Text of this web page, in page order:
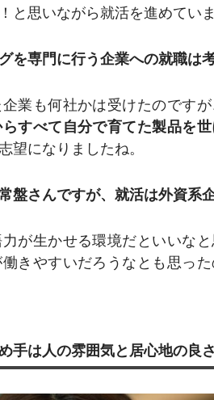
と思いながら就活を進めていま
専門に行う企業への就職は
業も何社かは受けたのですが
すべて自分で育てた製品を
望になりましたね。
さんですが、就活は外資系
が生かせる環境だといいな
きやすいだろうなとも思っ
手は人の雰囲気と居心地の良さ